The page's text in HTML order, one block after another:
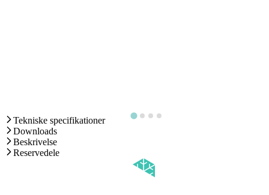
Tekniske specifikationer
Downloads
Beskrivelse
Reservedele